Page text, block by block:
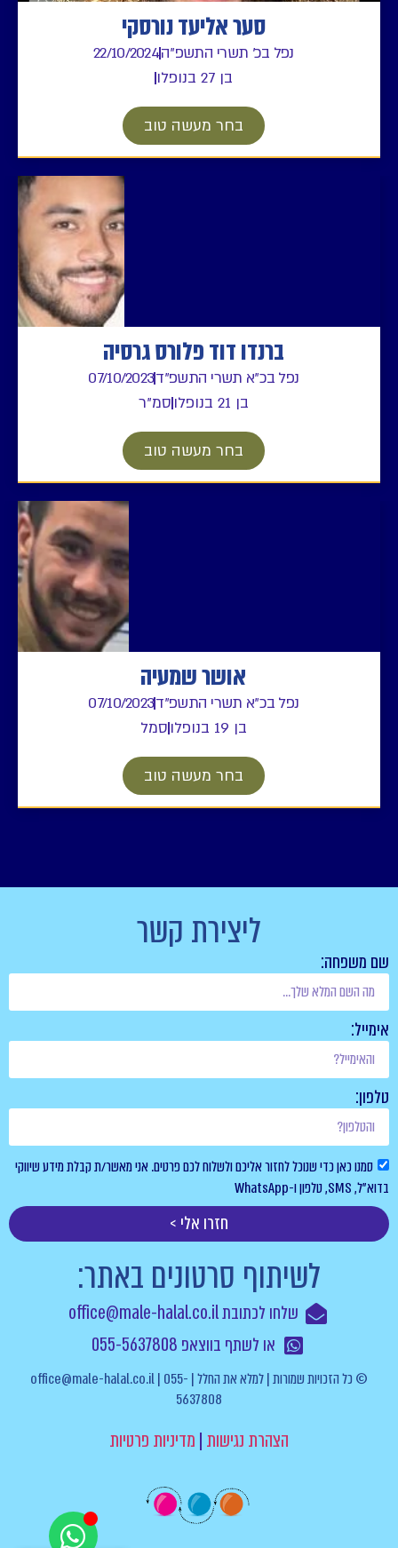
סער אליעד נורסקי
נפל בכ' תשרי התשפ"ה22/10/2024
בן 27 בנופלו
בחר מעשה טוב
ברנדו דוד פלורס גרסיה
נפל בכ"א תשרי התשפ"ד07/10/2023
בן 21 בנופלו
סמ"ר
בחר מעשה טוב
אושר שמעיה
נפל בכ"א תשרי התשפ"ד07/10/2023
בן 19 בנופלו
סמל
בחר מעשה טוב
ליצירת קשר
שם משפחה:
אימייל:
טלפון:
סמנו כאן כדי שנוכל לחזור אליכם ולשלוח לכם פרטים. אני מאשר/ת קבלת מידע שיווקי
בדוא”ל, SMS, טלפון ו-WhatsApp
חזרו אלי >
לשיתוף סרטונים באתר:
שלחו לכתובת office@male-halal.co.il
או לשתף בווצאפ 055-5637808
© כל הזכויות שמורות | למלא את החלל | office@male-halal.co.il | 055-
5637808
הצהרת נגישות | מדיניות פרטיות